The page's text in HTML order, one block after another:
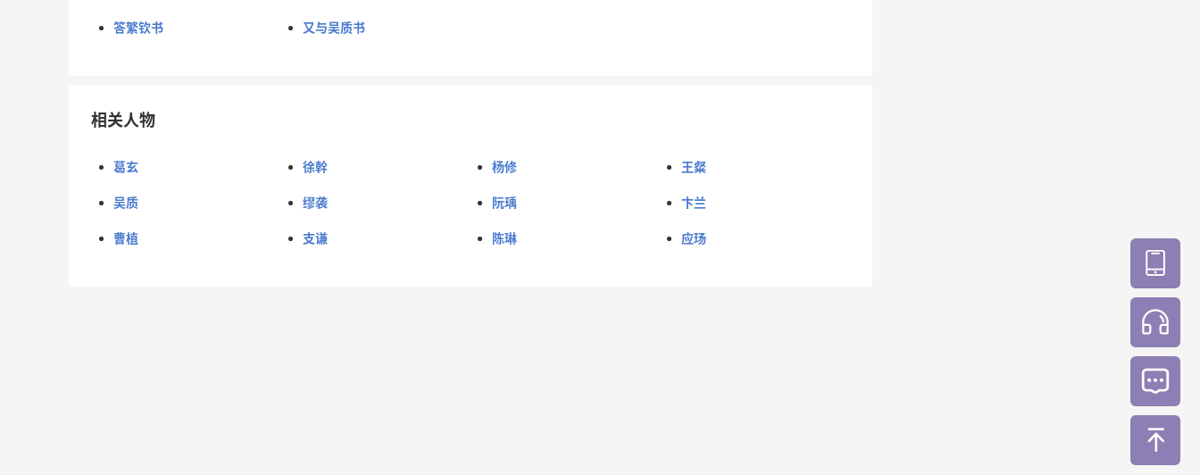
答繁钦书 又与吴质书
相关人物
葛玄 徐幹 杨修 王粲
吴质 缪袭 阮瑀 卞兰
曹植 支谦 陈琳 应玚